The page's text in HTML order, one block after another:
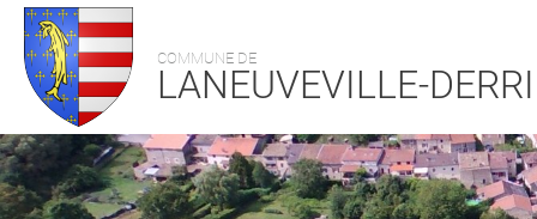
COMMUNE DE
LANEUVEVILLE-